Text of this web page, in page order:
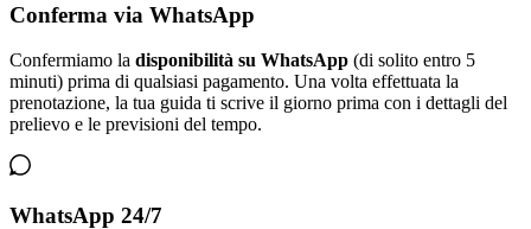
Conferma via WhatsApp
Confermiamo la disponibilità su WhatsApp (di solito entro 5
minuti) prima di qualsiasi pagamento. Una volta effettuata la
prenotazione, la tua guida ti scrive il giorno prima con i dettagli del
prelievo e le previsioni del tempo.
WhatsApp 24/7